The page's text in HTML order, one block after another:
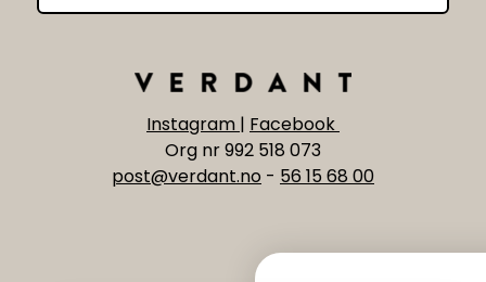
Instagram | Facebook
Org nr 992 518 073
post@verdant.no - 56 15 68 00